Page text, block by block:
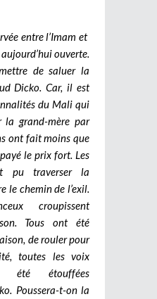
entre l’Imam et
ouverte.
de saluer la
Dicko. Car, il est
du Mali qui
la grand-mère par
ont fait moins que
le prix fort. Les
pu traverser la
le chemin de l’exil.
croupissent
Tous ont été
de rouler pour
toutes les voix
été étouffées
Poussera-t-on la